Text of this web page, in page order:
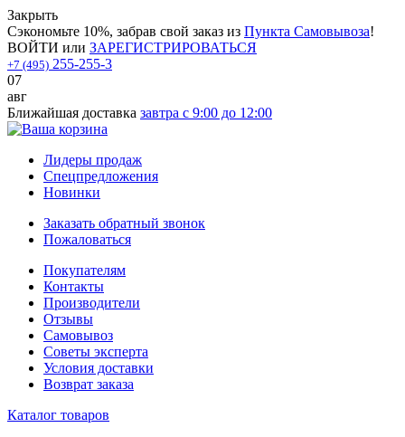
Закрыть
Сэкономьте 10%, забрав свой заказ из Пункта Самовывоза!
ВОЙТИ или ЗАРЕГИСТРИРОВАТЬСЯ
+7 (495) 255-255-3
07
авг
Ближайшая доставка завтра с 9:00 до 12:00
Лидеры продаж
Спецпредложения
Новинки
Заказать обратный звонок
Пожаловаться
Покупателям
Контакты
Производители
Отзывы
Самовывоз
Советы эксперта
Условия доставки
Возврат заказа
Каталог товаров